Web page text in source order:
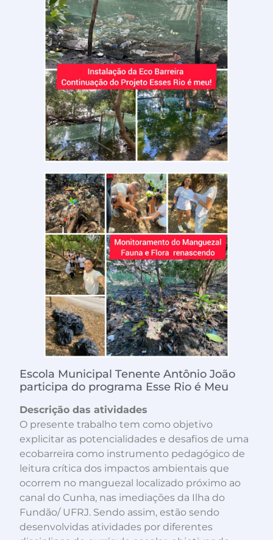
Escola Municipal Tenente Antônio João
participa do programa Esse Rio é Meu
Descrição das atividades
O presente trabalho tem como objetivo
explicitar as potencialidades e desafios de uma
ecobarreira como instrumento pedagógico de
leitura crítica dos impactos ambientais que
ocorrem no manguezal localizado próximo ao
canal do Cunha, nas imediações da Ilha do
Fundão/ UFRJ. Sendo assim, estão sendo
desenvolvidas atividades por diferentes